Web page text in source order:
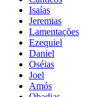
Isaías
Jeremias
Lamentações
Ezequiel
Daniel
Oséias
Joel
Amós